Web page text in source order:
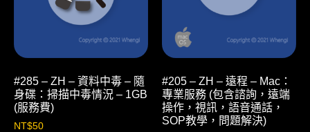
#285 – ZH – 資料中毒 – 隨
身碟：掃描中毒情況 – 1GB
(服務費)
NT$50
#205 – ZH – 遠程 – Mac：
專業服務 (包含諮詢，遠端
操作，視訊，語音通話，
SOP教學，問題解決)